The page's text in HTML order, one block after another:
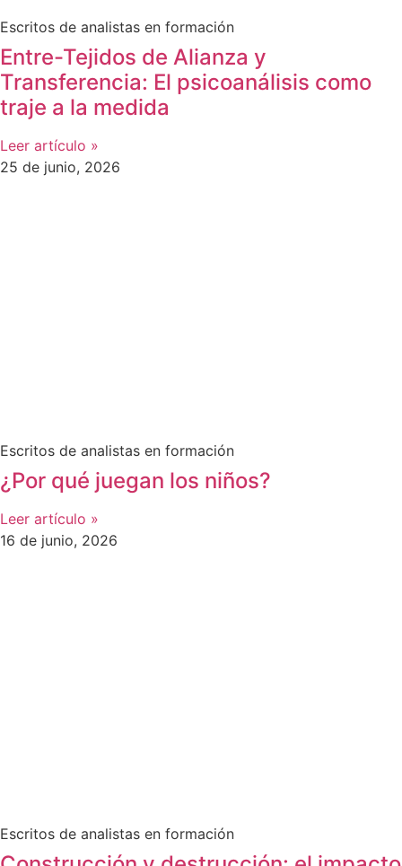
Escritos de analistas en formación
Entre-Tejidos de Alianza y
Transferencia: El psicoanálisis como
traje a la medida
Leer artículo »
25 de junio, 2026
Escritos de analistas en formación
¿Por qué juegan los niños?
Leer artículo »
16 de junio, 2026
Escritos de analistas en formación